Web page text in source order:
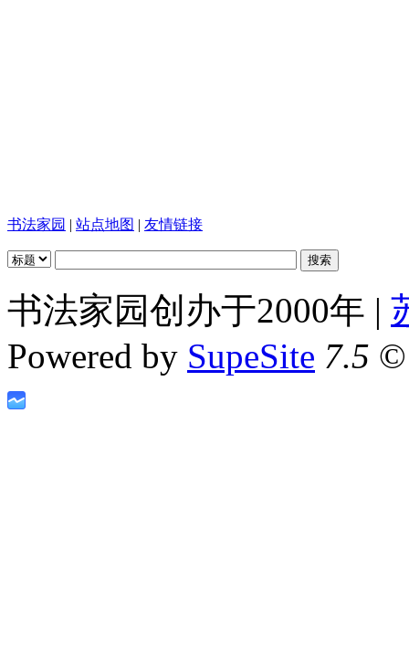
书法家园 | 站点地图 | 友情链接
书法家园创办于2000年 |
Powered by SupeSite 7.5 ©